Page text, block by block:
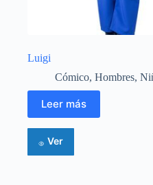
Luigi
Cómico, Hombres,
Leer más
Ver